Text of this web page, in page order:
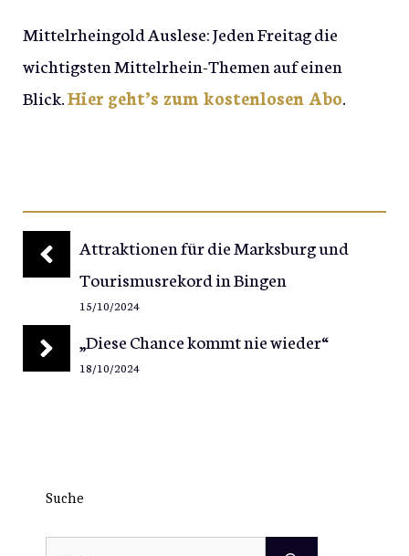
Mittelrheingold Auslese: Jeden Freitag die
wichtigsten Mittelrhein-Themen auf einen
Blick.Hier geht’s zum kostenlosen Abo.
Attraktionen für die Marksburg und
Tourismusrekord in Bingen
15/10/2024
„Diese Chance kommt nie wieder“
18/10/2024
Suche